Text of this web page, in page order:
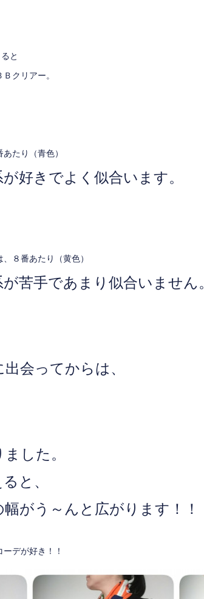
と
Ｂクリアー。
たり（青色）
好きでよく似合います。
８番あたり（黄色）
苦手であまり似合いません。
会ってからは、
した。
と、
幅がう～んと広がります！！
デが好き！！